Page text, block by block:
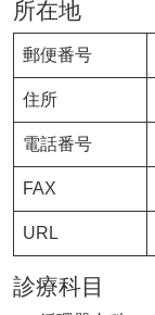
所在地
郵便番号
住所
電話番号
FAX
URL
診療科目